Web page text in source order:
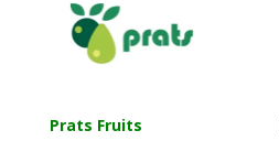
Prats Fruits